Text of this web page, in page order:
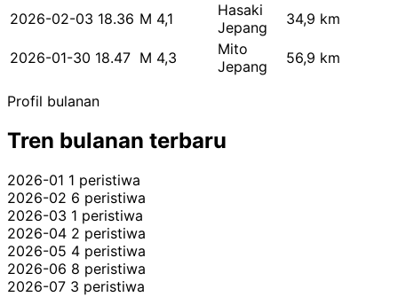
2026-02-03 18.36 M 4,1
Hasaki
Jepang
34,9 km
2026-01-30 18.47 M 4,3
Mito
Jepang
56,9 km
Profil bulanan
Tren bulanan terbaru
2026-01 1 peristiwa
2026-02 6 peristiwa
2026-03 1 peristiwa
2026-04 2 peristiwa
2026-05 4 peristiwa
2026-06 8 peristiwa
2026-07 3 peristiwa